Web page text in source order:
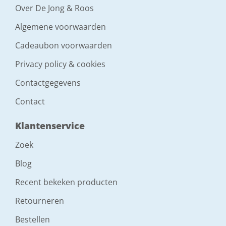
Over De Jong & Roos
Algemene voorwaarden
Cadeaubon voorwaarden
Privacy policy & cookies
Contactgegevens
Contact
Klantenservice
Zoek
Blog
Recent bekeken producten
Retourneren
Bestellen